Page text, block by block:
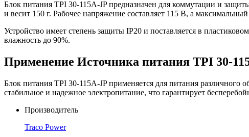
Блок питания TPI 30-115A-JP предназначен для коммутации и
и весит 150 г. Рабочее напряжение составляет 115 В, а
Устройство имеет степень защиты IP20 и поставляется в
влажность до 90%.
Применение Источника питания TPI 30-
Блок питания TPI 30-115A-JP применяется для питания различного
стабильное и надежное электропитание, что гарантирует
Производитель
Traco Power